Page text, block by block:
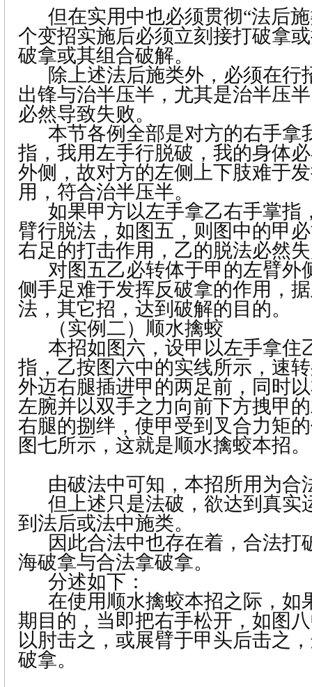
但在实用中也必须贯彻“法后
个变招实施后必须立刻接打破拿
破拿或其组合破解。
除上述法后施类外，必须在行
出锋与治半压半，尤其是治半压
必然导致失败。
本节各例全部是对方的右手拿
指，我用左手行脱破，我的身体
外侧，故对方的左侧上下肢难于
用，符合治半压半。
如果甲方以左手拿乙右手掌指
臂行脱法，如图五，则图中的甲
右足的打击作用，乙的脱法必然
对图五乙必转体于甲的左臂外
侧手足难于发挥反破拿的作用，
法，其它招，达到破解的目的。
（实例二）顺水擒蛟
本招如图六，设甲以左手拿住
指，乙按图六中的实线所示，速
外迈右腿插进甲的两足前，同时
左腕并以双手之力向前下方拽甲
右腿的捌绊，使甲受到叉合力矩
图七所示，这就是顺水擒蛟本招。
由破法中可知，本招所用为合
但上述只是法破，欲达到真实
到法后或法中施类。
因此合法中也存在着，合法打
海破拿与合法拿破拿。
分述如下：
在使用顺水擒蛟本招之际，如
期目的，当即把右手松开，如图
以肘击之，或展臂于甲头后击之
破拿。